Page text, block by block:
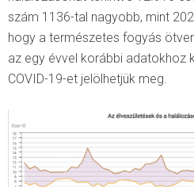
szám 1136-tal nagyobb, mint
hogy a természetes fogyás
az egy évvel korábbi adatokhoz
COVID-19-et jelölhetjük meg.